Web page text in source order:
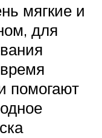
мягкие и
для
помогают